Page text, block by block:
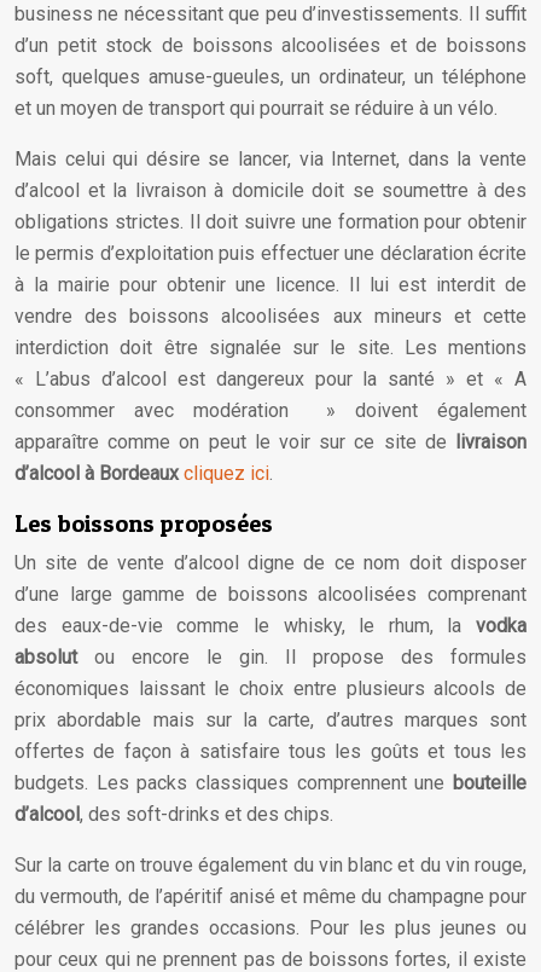
business ne nécessitant que peu d’investissements. Il suffit
d’un petit stock de boissons alcoolisées et de boissons
soft, quelques amuse-gueules, un ordinateur, un téléphone
et un moyen de transport qui pourrait se réduire à un vélo.
Mais celui qui désire se lancer, via Internet, dans la vente
d’alcool et la livraison à domicile doit se soumettre à des
obligations strictes. Il doit suivre une formation pour obtenir
le permis d’exploitation puis effectuer une déclaration écrite
à la mairie pour obtenir une licence. Il lui est interdit de
vendre des boissons alcoolisées aux mineurs et cette
interdiction doit être signalée sur le site. Les mentions
« L’abus d’alcool est dangereux pour la santé » et « A
consommer avec modération » doivent également
apparaître comme on peut le voir sur ce site de livraison
d’alcool à Bordeaux cliquez ici.
Les boissons proposées
Un site de vente d’alcool digne de ce nom doit disposer
d’une large gamme de boissons alcoolisées comprenant
des eaux-de-vie comme le whisky, le rhum, la vodka
absolutou encore le gin. Il propose des formules
économiques laissant le choix entre plusieurs alcools de
prix abordable mais sur la carte, d’autres marques sont
offertes de façon à satisfaire tous les goûts et tous les
budgets. Les packs classiques comprennent une bouteille
d’alcool, des soft-drinks et des chips.
Sur la carte on trouve également du vin blanc et du vin rouge,
du vermouth, de l’apéritif anisé et même du champagne pour
célébrer les grandes occasions. Pour les plus jeunes ou
pour ceux qui ne prennent pas de boissons fortes, il existe